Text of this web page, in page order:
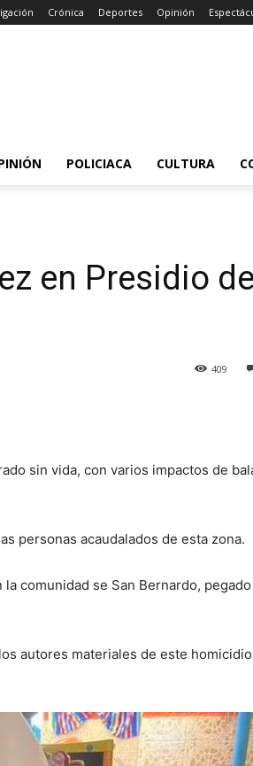
Crónica Deportes Opinión
POLICIACA CULTURA
en Presidio de
409
sin vida, con varios impactos de
personas acaudalados de esta zona.
comunidad se San Bernardo, pegado
autores materiales de este